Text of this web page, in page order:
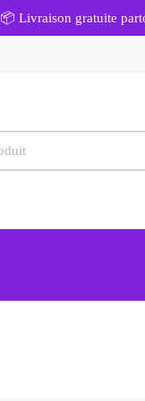
📦 Livraison gratuite